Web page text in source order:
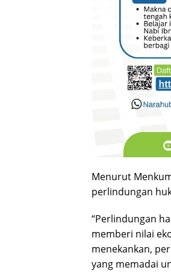
Menurut
perlindungan
“Perlindungan
memberi nilai
menekankan,
yang memadai